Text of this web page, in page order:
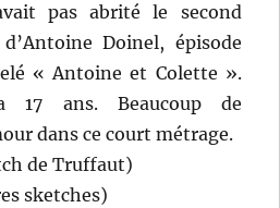
pas abrité le second
Doinel, épisode
« Antoine et Colette ».
17 ans. Beaucoup de
dans ce court métrage.
de Truffaut)
sketches)